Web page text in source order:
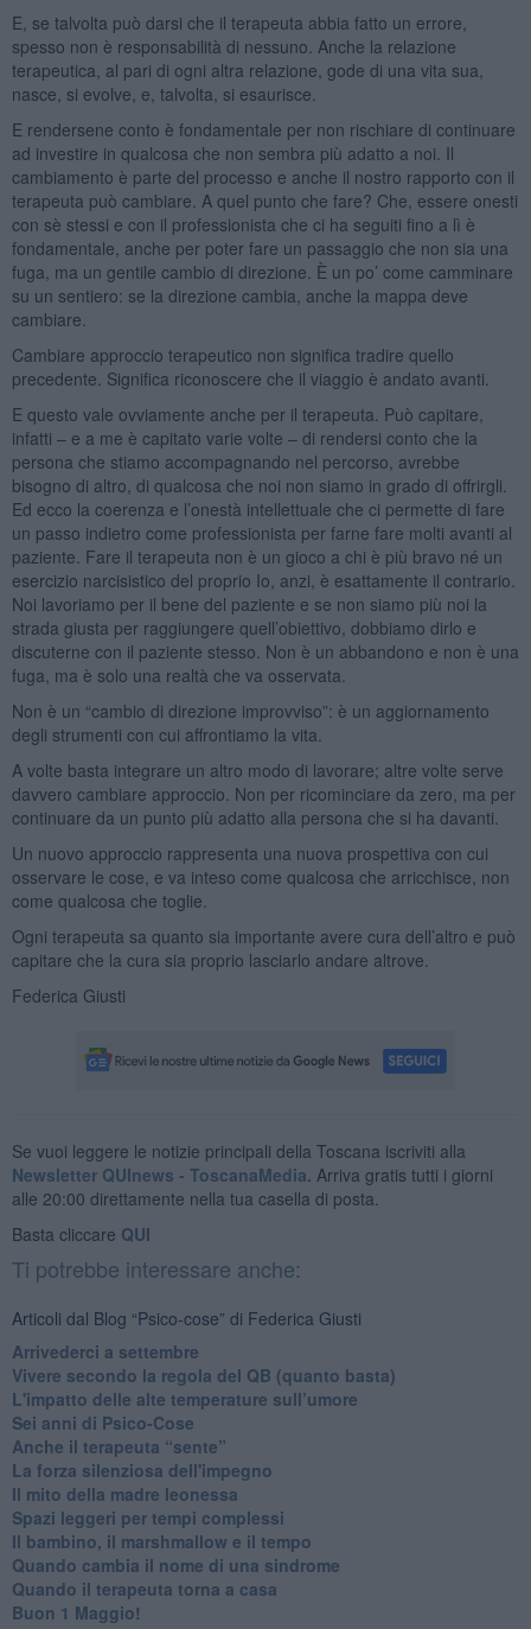
E, se talvolta può darsi che il terapeuta abbia fatto un errore,
spesso non è responsabilità di nessuno. Anche la relazione
terapeutica, al pari di ogni altra relazione, gode di una vita sua,
nasce, si evolve, e, talvolta, si esaurisce.
E rendersene conto è fondamentale per non rischiare di continuare
ad investire in qualcosa che non sembra più adatto a noi. Il
cambiamento è parte del processo e anche il nostro rapporto con il
terapeuta può cambiare. A quel punto che fare? Che, essere onesti
con sè stessi e con il professionista che ci ha seguiti fino a lì è
fondamentale, anche per poter fare un passaggio che non sia una
fuga, ma un gentile cambio di direzione. È un po’ come camminare
su un sentiero: se la direzione cambia, anche la mappa deve
cambiare.
Cambiare approccio terapeutico non significa tradire quello
precedente. Significa riconoscere che il viaggio è andato avanti.
E questo vale ovviamente anche per il terapeuta. Può capitare,
infatti – e a me è capitato varie volte – di rendersi conto che la
persona che stiamo accompagnando nel percorso, avrebbe
bisogno di altro, di qualcosa che noi non siamo in grado di offrirgli.
Ed ecco la coerenza e l’onestà intellettuale che ci permette di fare
un passo indietro come professionista per farne fare molti avanti al
paziente. Fare il terapeuta non è un gioco a chi è più bravo né un
esercizio narcisistico del proprio Io, anzi, è esattamente il contrario.
Noi lavoriamo per il bene del paziente e se non siamo più noi la
strada giusta per raggiungere quell’obiettivo, dobbiamo dirlo e
discuterne con il paziente stesso. Non è un abbandono e non è una
fuga, ma è solo una realtà che va osservata.
Non è un “cambio di direzione improvviso”: è un aggiornamento
degli strumenti con cui affrontiamo la vita.
A volte basta integrare un altro modo di lavorare; altre volte serve
davvero cambiare approccio. Non per ricominciare da zero, ma per
continuare da un punto più adatto alla persona che si ha davanti.
Un nuovo approccio rappresenta una nuova prospettiva con cui
osservare le cose, e va inteso come qualcosa che arricchisce, non
come qualcosa che toglie.
Ogni terapeuta sa quanto sia importante avere cura dell’altro e può
capitare che la cura sia proprio lasciarlo andare altrove.
Federica Giusti
Se vuoi leggere le notizie principali della Toscana iscriviti alla
Newsletter QUInews - ToscanaMedia. Arriva gratis tutti i giorni
alle 20:00 direttamente nella tua casella di posta.
Basta cliccare QUI
Ti potrebbe interessare anche:
Articoli dal Blog “Psico-cose” di Federica Giusti
​Arrivederci a settembre
​Vivere secondo la regola del QB (quanto basta)
​L'impatto delle alte temperature sull’umore
Sei anni di Psico-Cose
​Anche il terapeuta “sente”
​La forza silenziosa dell'impegno
​Il mito della madre leonessa
Spazi leggeri per tempi complessi
Il bambino, il marshmallow e il tempo
​Quando cambia il nome di una sindrome
​Quando il terapeuta torna a casa
​Buon 1 Maggio!